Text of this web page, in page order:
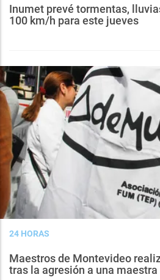
Inumet prevé tormentas,
100 km/h para este jueves
24 HORAS
Maestros de Montevideo
tras la agresión a una maestra